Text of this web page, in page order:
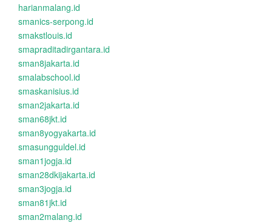
harianmalang.id
smanics-serpong.id
smakstlouis.id
smapraditadirgantara.id
sman8jakarta.id
smalabschool.id
smaskanisius.id
sman2jakarta.id
sman68jkt.id
sman8yogyakarta.id
smasungguldel.id
sman1jogja.id
sman28dkijakarta.id
sman3jogja.id
sman81jkt.id
sman2malang.id